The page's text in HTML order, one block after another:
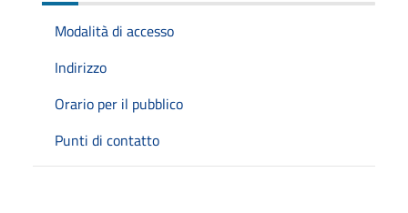
Modalità di accesso
Indirizzo
Orario per il pubblico
Punti di contatto